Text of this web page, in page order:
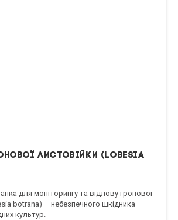
листовійки (Lobesia
для моніторингу та відлову гронової
botrana) – небезпечного шкідника
культур.